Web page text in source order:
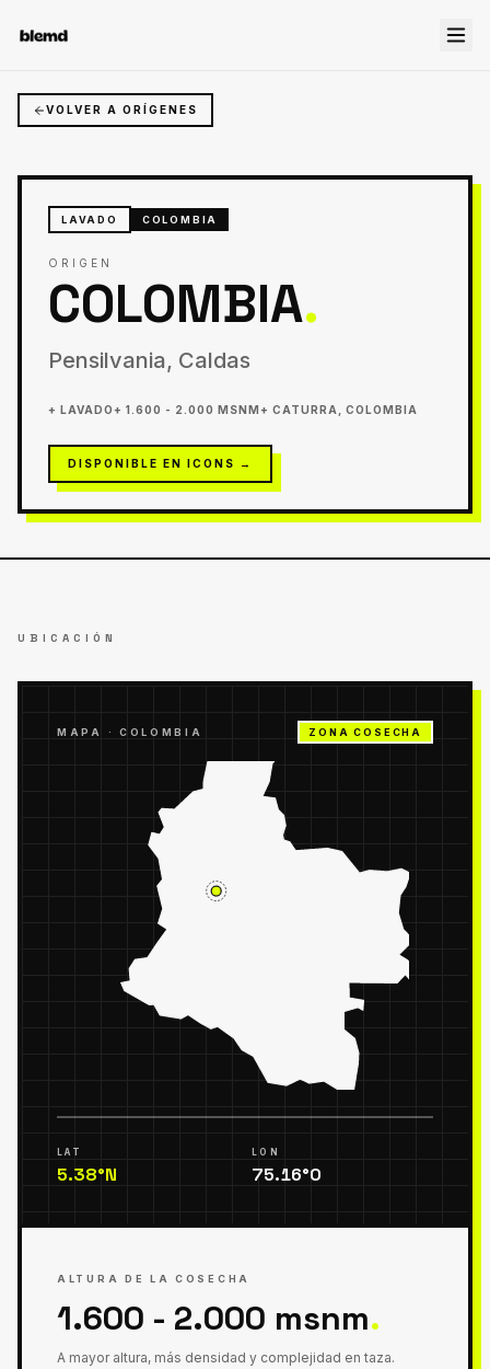
VOLVER A ORÍGENES
LAVADO COLOMBIA
ORIGEN
COLOMBIA.
Pensilvania, Caldas
+ LAVADO+ 1.600 - 2.000 MSNM+ CATURRA, COLOMBIA
DISPONIBLE EN ICONS →
UBICACIÓN
MAPA · COLOMBIA ZONA COSECHA
LAT
5.38°N
LON
75.16°O
ALTURA DE LA COSECHA
1.600 - 2.000 msnm.
A mayor altura, más densidad y complejidad en taza.